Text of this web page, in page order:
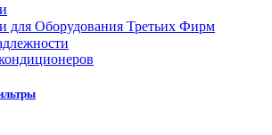
для Оборудования Третьих Фирм